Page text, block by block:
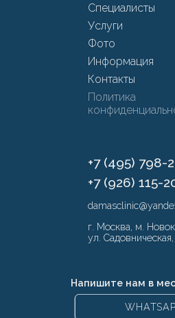
Специалисты
Услуги
Фото
Информация
Контакты
Политика
+7 (495) 798-
+7 (926) 115-
г. Москва, м.
ул.
Напишите нам в